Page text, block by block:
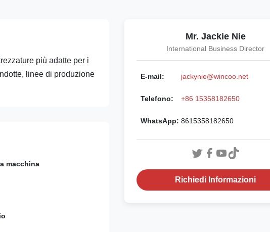
più adatte per i
linee di produzione
macchina
Mr. Jackie Nie
International Business Director
E-mail: jackynie@wincoo.net
Telefono: +86 15358182650
WhatsApp: 8615358182650
Richiedi Informazioni